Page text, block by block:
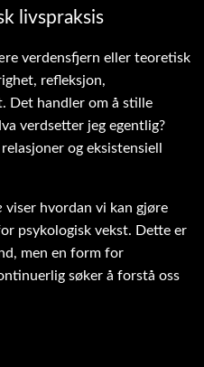
livspraksis
verdensfjern eller teoretisk
refleksjon,
Det handler om å stille
verdsetter jeg egentlig?
og eksistensiell
viser hvordan vi kan gjøre
psykologisk vekst. Dette er
men en form for
søker å forstå oss